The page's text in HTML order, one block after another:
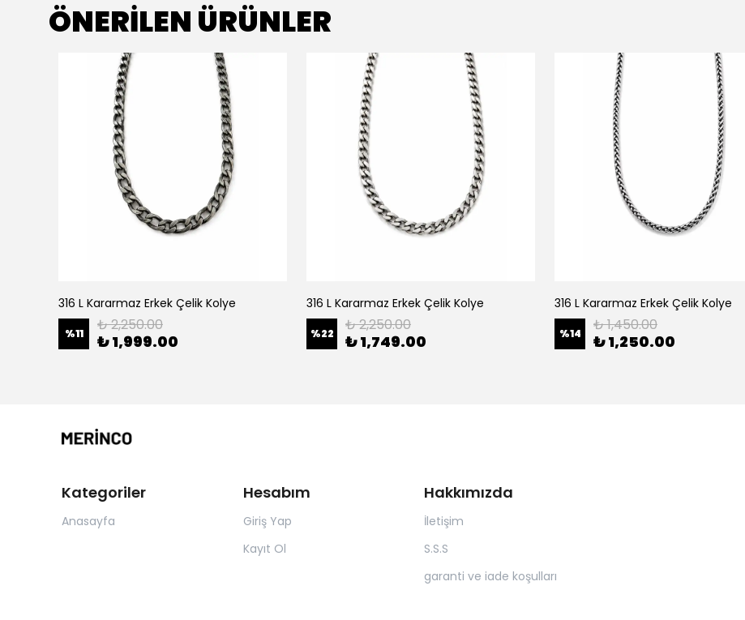
ÖNERİLEN ÜRÜNLER
316 L Kararmaz Erkek Çelik Kolye
%11 ₺ 2,250.00
₺ 1,999.00
316 L Kararmaz Erkek Çelik Kolye
%22 ₺ 2,250.00
₺ 1,749.00
316 L Kararmaz Erkek Çelik Kolye
%14 ₺ 1,450.00
₺ 1,250.00
Kategoriler
Anasayfa
Hesabım
Giriş Yap
Kayıt Ol
Hakkımızda
İletişim
S.S.S
garanti ve iade koşulları